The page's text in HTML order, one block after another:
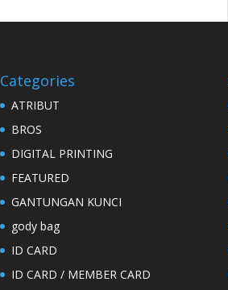
Categories
ATRIBUT
BROS
DIGITAL PRINTING
FEATURED
GANTUNGAN KUNCI
gody bag
ID CARD
ID CARD / MEMBER CARD